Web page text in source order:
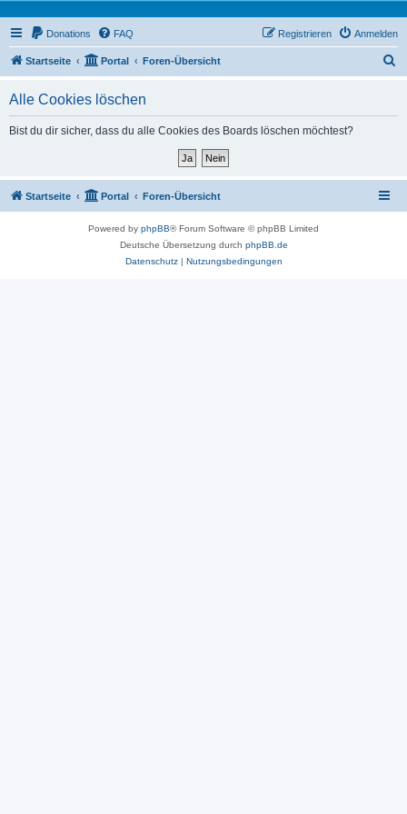
Donations FAQ Anmelden
Registrieren
Startseite Portal Foren-Übersicht
Alle Cookies löschen
Bist du dir sicher, dass du alle Cookies des Boards löschen möchtest?
Startseite Portal Foren-Übersicht
Powered by phpBB® Forum Software © phpBB Limited
Deutsche Übersetzung durch phpBB.de
Datenschutz| Nutzungsbedingungen